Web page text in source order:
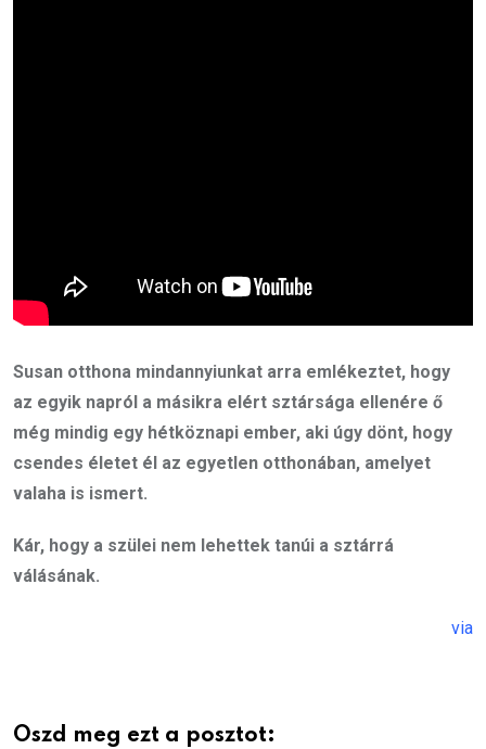
Susan otthona mindannyiunkat arra emlékeztet, hogy
az egyik napról a másikra elért sztársága ellenére ő
még mindig egy hétköznapi ember, aki úgy dönt, hogy
csendes életet él az egyetlen otthonában, amelyet
valaha is ismert.
Kár, hogy a szülei nem lehettek tanúi a sztárrá
válásának.
via
Oszd meg ezt a posztot: